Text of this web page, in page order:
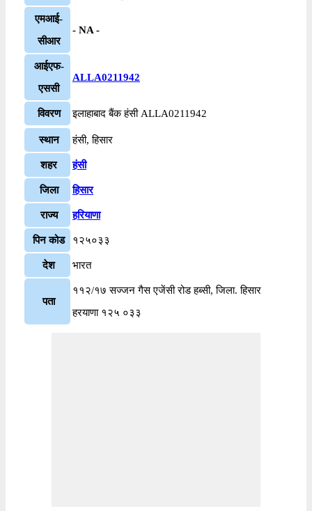
एमआई-
सीआर
- NA -
आईएफ-
एससी
ALLA0211942
विवरण इलाहाबाद बैंक हंसी ALLA0211942
स्थान हंसी, हिसार
शहर हंसी
जिला हिसार
राज्य हरियाणा
पिन कोड १२५०३३
देश भारत
पता
११२/१७ सज्जन गैस एजेंसी रोड हब्सी, जिला. हिसार
हरयाणा १२५ ०३३